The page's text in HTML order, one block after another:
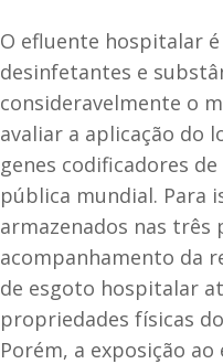
O efluente hospitalar
desinfetantes e
consideravelmente o
avaliar a aplicação do
genes codificadores
pública mundial. Para
armazenados nas três
acompanhamento da
de esgoto hospitalar
propriedades físicas
Porém, a exposição